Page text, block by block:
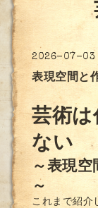
2026-07-03
表現空間と
芸術は
ない
～表現
～
これまで紹介